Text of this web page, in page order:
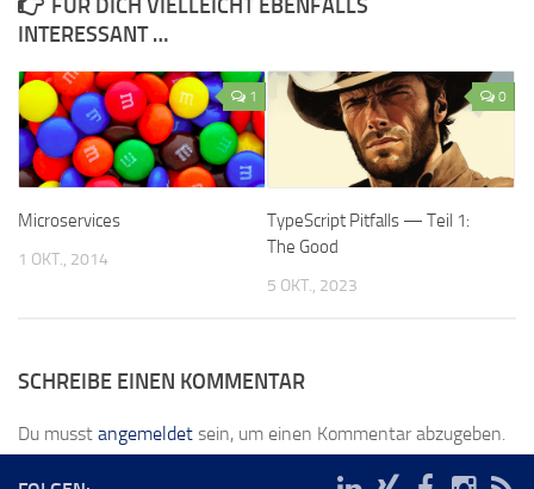
FÜR DICH VIELLEICHT EBENFALLS
INTERESSANT …
1
Microservices
1 OKT., 2014
0
TypeScript Pitfalls — Teil 1:
The Good
5 OKT., 2023
SCHREIBE EINEN KOMMENTAR
Du musst angemeldet sein, um einen Kommentar abzugeben.